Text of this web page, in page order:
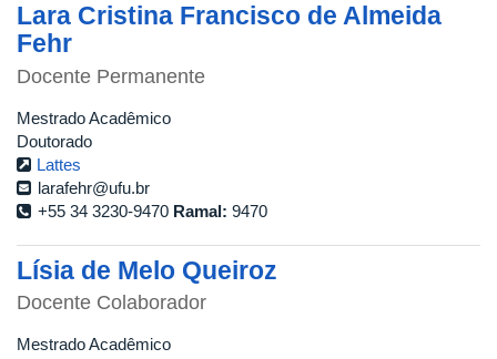
Lara Cristina Francisco de Almeida
Fehr
Docente Permanente
Mestrado Acadêmico
Doutorado
Lattes
larafehr@ufu.br
+55 34 3230-9470 Ramal: 9470
Lísia de Melo Queiroz
Docente Colaborador
Mestrado Acadêmico